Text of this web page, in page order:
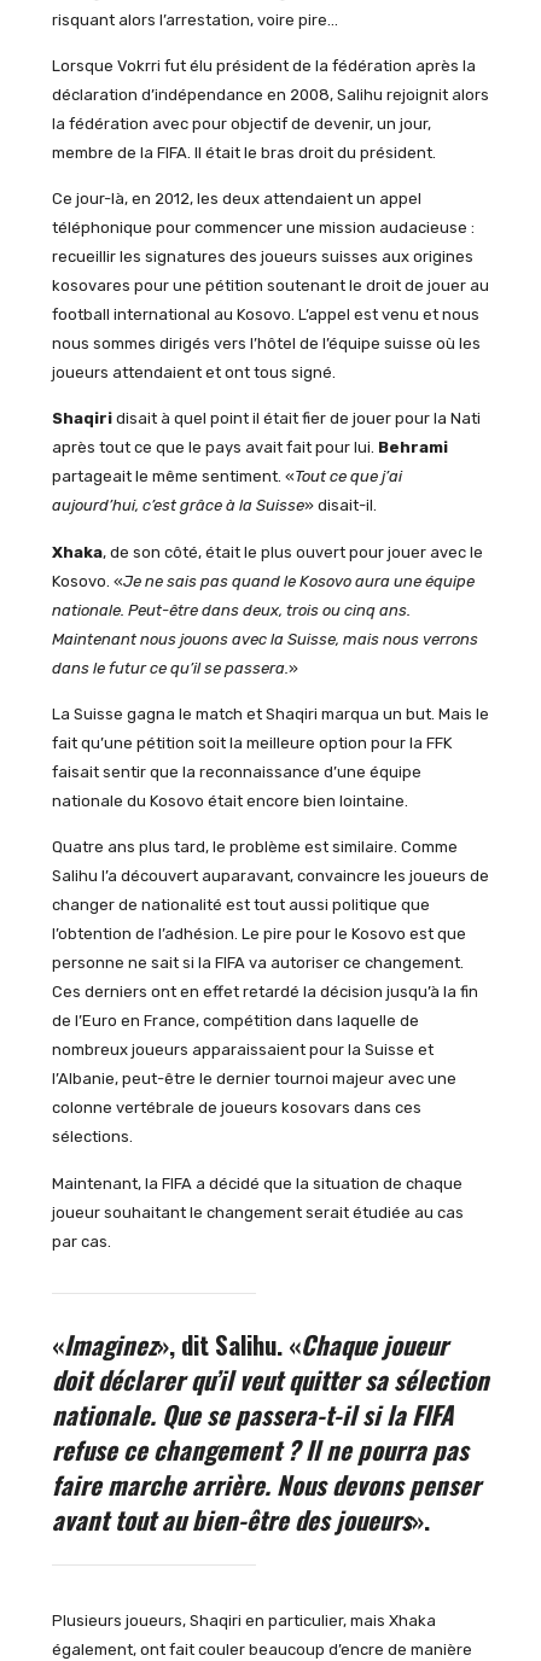
risquant alors l’arrestation, voire pire…
Lorsque Vokrri fut élu président de la fédération après la
déclaration d’indépendance en 2008, Salihu rejoignit alors
la fédération avec pour objectif de devenir, un jour,
membre de la FIFA. Il était le bras droit du président.
Ce jour-là, en 2012, les deux attendaient un appel
téléphonique pour commencer une mission audacieuse :
recueillir les signatures des joueurs suisses aux origines
kosovares pour une pétition soutenant le droit de jouer au
football international au Kosovo. L’appel est venu et nous
nous sommes dirigés vers l’hôtel de l’équipe suisse où les
joueurs attendaient et ont tous signé.
Shaqiridisait à quel point il était fier de jouer pour la Nati
après tout ce que le pays avait fait pour lui. Behrami
partageait le même sentiment. «Tout ce que j’ai
aujourd’hui, c’est grâce à la Suisse» disait-il.
Xhaka, de son côté, était le plus ouvert pour jouer avec le
Kosovo. «Je ne sais pas quand le Kosovo aura une équipe
nationale. Peut-être dans deux, trois ou cinq ans.
Maintenant nous jouons avec la Suisse, mais nous verrons
dans le futur ce qu’il se passera. »
La Suisse gagna le match et Shaqiri marqua un but. Mais le
fait qu’une pétition soit la meilleure option pour la FFK
faisait sentir que la reconnaissance d’une équipe
nationale du Kosovo était encore bien lointaine.
Quatre ans plus tard, le problème est similaire. Comme
Salihu l’a découvert auparavant, convaincre les joueurs de
changer de nationalité est tout aussi politique que
l’obtention de l’adhésion. Le pire pour le Kosovo est que
personne ne sait si la FIFA va autoriser ce changement.
Ces derniers ont en effet retardé la décision jusqu’à la fin
de l’Euro en France, compétition dans laquelle de
nombreux joueurs apparaissaient pour la Suisse et
l’Albanie, peut-être le dernier tournoi majeur avec une
colonne vertébrale de joueurs kosovars dans ces
sélections.
Maintenant, la FIFA a décidé que la situation de chaque
joueur souhaitant le changement serait étudiée au cas
par cas.
«Imaginez», dit Salihu. «Chaque joueur
doit déclarer qu’il veut quitter sa sélection
nationale. Que se passera-t-il si la FIFA
refuse ce changement ? Il ne pourra pas
faire marche arrière. Nous devons penser
avant tout au bien-être des joueurs».
Plusieurs joueurs, Shaqiri en particulier, mais Xhaka
également, ont fait couler beaucoup d’encre de manière